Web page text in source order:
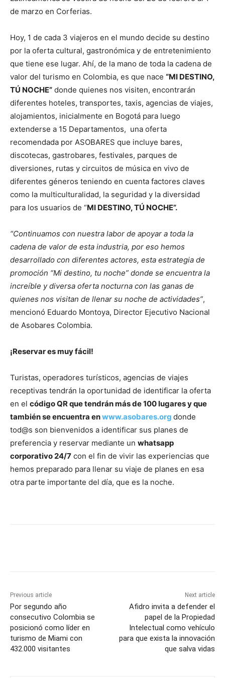
de marzo en Corferias.
Hoy, 1 de cada 3 viajeros en el mundo decide su destino
por la oferta cultural, gastronómica y de entretenimiento
que tiene ese lugar. Ahí, de la mano de toda la cadena de
valor del turismo en Colombia, es que nace “MI DESTINO,
TÚ NOCHE” donde quienes nos visiten, encontrarán
diferentes hoteles, transportes, taxis, agencias de viajes,
alojamientos, inicialmente en Bogotá para luego
extenderse a 15 Departamentos, una oferta
recomendada por ASOBARES que incluye bares,
discotecas, gastrobares, festivales, parques de
diversiones, rutas y circuitos de música en vivo de
diferentes géneros teniendo en cuenta factores claves
como la multiculturalidad, la seguridad y la diversidad
para los usuarios de “MI DESTINO, TÚ NOCHE”.
“Continuamos con nuestra labor de apoyar a toda la
cadena de valor de esta industria, por eso hemos
desarrollado con diferentes actores, esta estrategia de
promoción “Mi destino, tu noche” donde se encuentra la
increíble y diversa oferta nocturna con las ganas de
quienes nos visitan de llenar su noche de actividades”,
mencionó Eduardo Montoya, Director Ejecutivo Nacional
de Asobares Colombia.
¡Reservar es muy fácil!
Turistas, operadores turísticos, agencias de viajes
receptivas tendrán la oportunidad de identificar la oferta
en el código QR que tendrán más de 100 lugares y que
también se encuentra enwww.asobares.org donde
tod@s son bienvenidos a identificar sus planes de
preferencia y reservar mediante un whatsapp
corporativo 24/7 con el fin de vivir las experiencias que
hemos preparado para llenar su viaje de planes en esa
otra parte importante del día, que es la noche.
Previous article
Por segundo año
consecutivo Colombia se
posicionó como líder en
turismo de Miami con
432.000 visitantes
Next article
Afidro invita a defender el
papel de la Propiedad
Intelectual como vehículo
para que exista la innovación
que salva vidas